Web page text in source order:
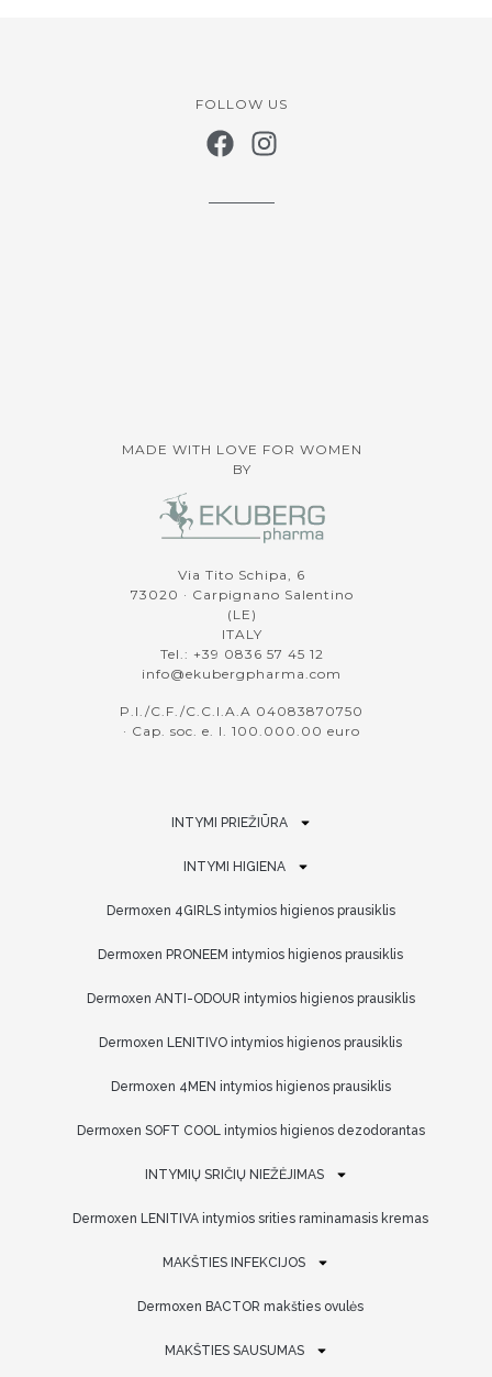
FOLLOW US
MADE WITH LOVE FOR WOMEN
BY
Via Tito Schipa, 6
73020 · Carpignano Salentino
(LE)
ITALY
Tel.: +39 0836 57 45 12
info@ekubergpharma.com
P.I./C.F./C.C.I.A.A 04083870750
· Cap. soc. e. l. 100.000.00 euro
INTYMI PRIEŽIŪRA
INTYMI HIGIENA
Dermoxen 4GIRLS intymios higienos prausiklis
Dermoxen PRONEEM intymios higienos prausiklis
Dermoxen ANTI-ODOUR intymios higienos prausiklis
Dermoxen LENITIVO intymios higienos prausiklis
Dermoxen 4MEN intymios higienos prausiklis
Dermoxen SOFT COOL intymios higienos dezodorantas
INTYMIŲ SRIČIŲ NIEŽĖJIMAS
Dermoxen LENITIVA intymios srities raminamasis kremas
MAKŠTIES INFEKCIJOS
Dermoxen BACTOR makšties ovulės
MAKŠTIES SAUSUMAS